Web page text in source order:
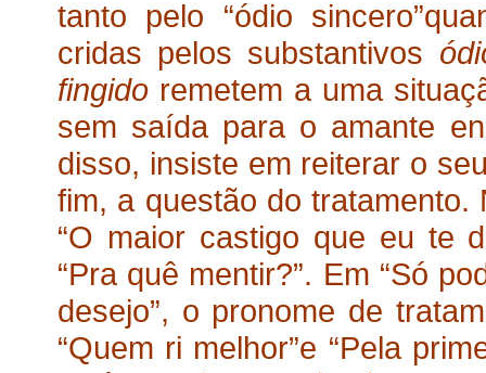
tanto pelo “ódio
cridas pelos substantivos
fingido remetem a uma
sem saída para o amante
disso, insiste em reiterar o
fim, a questão do
“O maior castigo que eu te
“Pra quê mentir?”. Em “Só
desejo”, o pronome de
“Quem ri melhor”e “Pela